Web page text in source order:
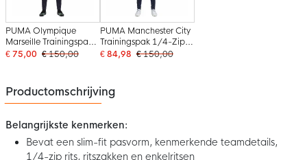
PUMA Olympique
Marseille Trainingspak
1/4-Zip 2025-2026
€ 75,00 € 150,00
PUMA Manchester City
Trainingspak 1/4-Zip
2025-2026 Lichtblauw
€ 84,98 € 150,00
Productomschrijving
Belangrijkste kenmerken:
Bevat een slim-fit pasvorm, kenmerkende teamdetails,
1/4-zip rits, ritszakken en enkelritsen